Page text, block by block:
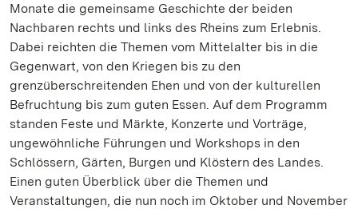
Monate die gemeinsame Geschichte der beiden
Nachbaren rechts und links des Rheins zum Erlebnis.
Dabei reichten die Themen vom Mittelalter bis in die
Gegenwart, von den Kriegen bis zu den
grenzüberschreitenden Ehen und von der kulturellen
Befruchtung bis zum guten Essen. Auf dem Programm
standen Feste und Märkte, Konzerte und Vorträge,
ungewöhnliche Führungen und Workshops in den
Schlössern, Gärten, Burgen und Klöstern des Landes.
Einen guten Überblick über die Themen und
Veranstaltungen, die nun noch im Oktober und November